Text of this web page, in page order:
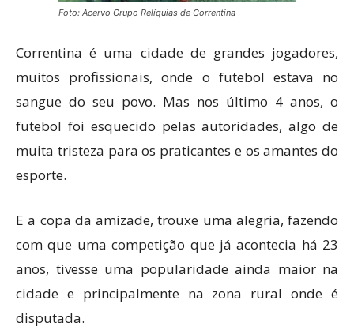
Foto: Acervo Grupo Relíquias de Correntina
Correntina é uma cidade de grandes jogadores,
muitos profissionais, onde o futebol estava no
sangue do seu povo. Mas nos último 4 anos, o
futebol foi esquecido pelas autoridades, algo de
muita tristeza para os praticantes e os amantes do
esporte.
E a copa da amizade, trouxe uma alegria, fazendo
com que uma competição que já acontecia há 23
anos, tivesse uma popularidade ainda maior na
cidade e principalmente na zona rural onde é
disputada.